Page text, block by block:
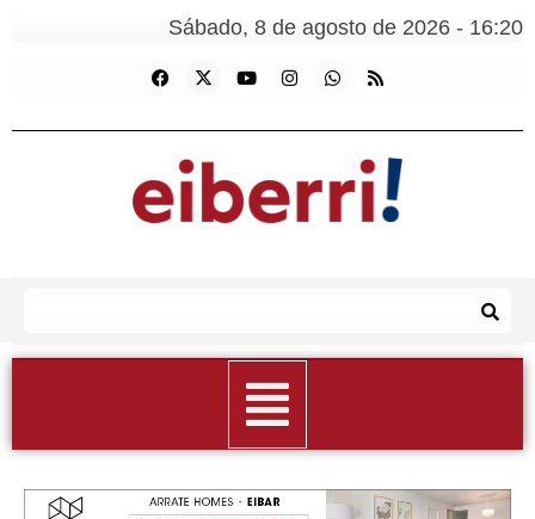
Sábado, 8 de agosto de 2026 - 16:20